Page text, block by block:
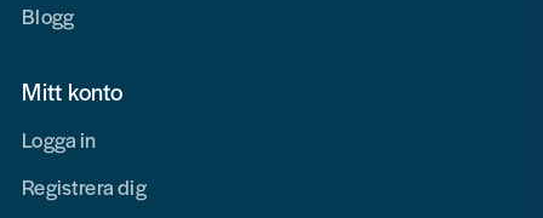
Blogg
Mitt konto
Logga in
Registrera dig